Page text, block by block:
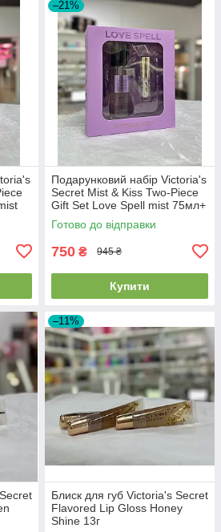
–21%
Подарунковий набір Victoria's
Secret Mist & Kiss Two-Piece
Gift Set Love Spell mist 75мл+
lip oil 3.2г
Готово до відправки
750 ₴ 945 ₴
Купити
–11%
Блиск для губ Victoria's Secret
Flavored Lip Gloss Honey
Shine 13г